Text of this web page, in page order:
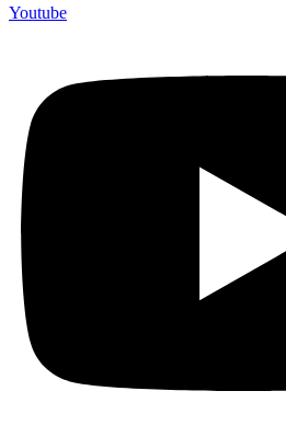
Youtube